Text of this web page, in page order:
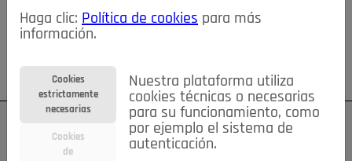
TABLÓN DE ANUNCIOS MIS ANUNCIOS CONTACTO
NOSOTROS
Su cuenta Regístrese ¿Olvidó su contraseña?
Haga clic: Política de cookies para más
información.
Cookies
estrictamente
necesarias
Cookies
de
Nuestra plataforma utiliza
cookies técnicas o necesarias
para su funcionamiento, como
por ejemplo el sistema de
autenticación.